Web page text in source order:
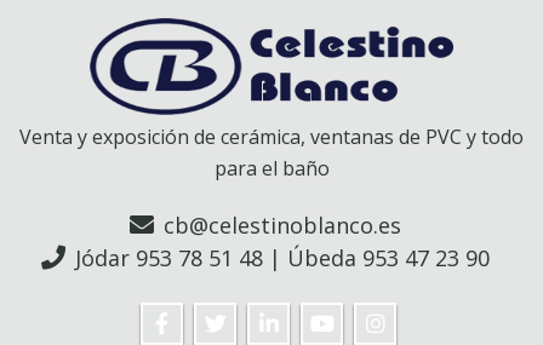
Venta y exposición de cerámica, ventanas de PVC y todo
para el baño
cb@celestinoblanco.es
Jódar 953 78 51 48 | Úbeda 953 47 23 90